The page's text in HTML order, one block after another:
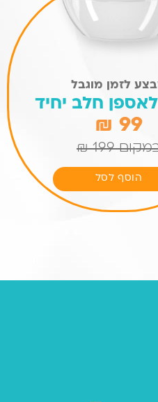
לזמן מוגבל
חלב יחיד
99 ₪
199 ₪
הוסף לסל